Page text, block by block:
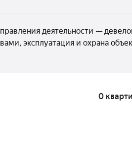
деятельности —
эксплуатация и охрана
0